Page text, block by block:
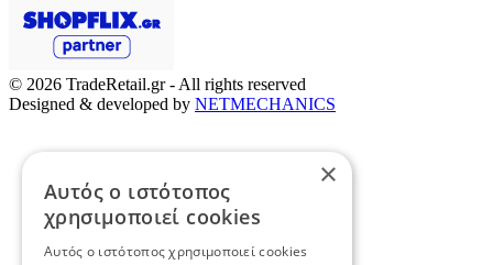
© 2026 TradeRetail.gr- All rights reserved
Designed & developed by NETMECHANICS
×
Αυτός ο ιστότοπος
χρησιμοποιεί cookies
Αυτός ο ιστότοπος χρησιμοποιεί cookies